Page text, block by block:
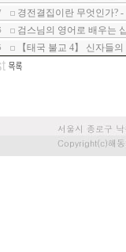
경전결집이란 무엇인가?
검스님의 영어로 배우는
【태국 불교 4】 신자들